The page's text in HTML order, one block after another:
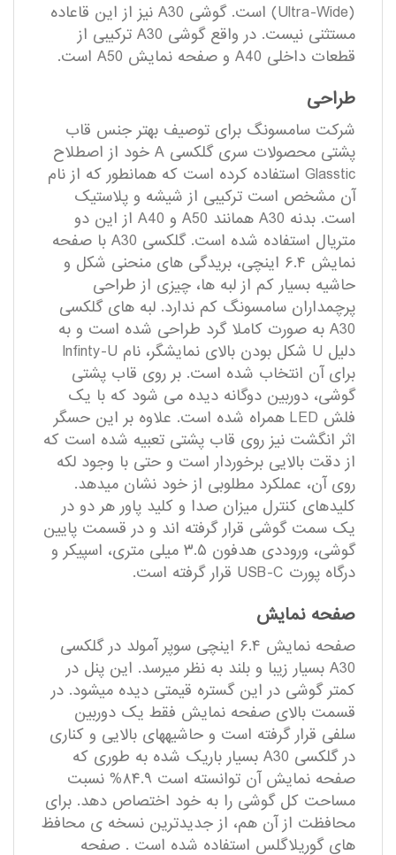
(Ultra-Wide) است. گوشی A30 نیز از این قاعاده
مستثنی نیست. در واقع گوشی A30 ترکیبی از
قطعات داخلی A40 و صفحه نمایش A50 است.
طراحی
شرکت سامسونگ برای توصیف بهتر جنس قاب
پشتی محصولات سری گلکسی A خود از اصطلاح
Glasstic استفاده کرده است که همانطور که از نام
آن مشخص است ترکیبی از شیشه و پلاستیک
است. بدنه A30 همانند A50 و A40 از این دو
متریال استفاده شده است. گلکسی A30 با صفحه
نمایش ۶.۴ اینچی، بریدگی های منحنی شکل و
حاشیه بسیار کم از لبه ها، چیزی از طراحی
پرچمداران سامسونگ کم ندارد. لبه های گلکسی
A30 به صورت کاملا گرد طراحی شده است و به
دلیل U شکل بودن بالای نمایشگر، نام Infinty-U
برای آن انتخاب شده است. بر روی قاب پشتی
گوشی، دوربین دوگانه دیده می شود که با یک
فلش LED همراه شده است. علاوه بر این حسگر
اثر انگشت نیز روی قاب پشتی تعبیه شده است که
از دقت بالایی برخوردار است و حتی با وجود لکه
روی آن، عملکرد مطلوبی از خود نشان می‎دهد.
کلیدهای کنترل میزان صدا و کلید پاور هر دو در
یک سمت گوشی قرار گرفته ‎اند و در قسمت پایین
گوشی، وروددی هدفون ۳.۵ میلی متری، اسپیکر و
درگاه پورت USB-C قرار گرفته است.
صفحه نمایش
صفحه نمایش ۶.۴ اینچی سوپر آمولد در گلکسی
A30 بسیار زیبا و بلند به نظر می‎رسد. این پنل در
کمتر گوشی در این گستره قیمتی دیده می‎شود. در
قسمت بالای صفحه نمایش فقط یک دوربین
سلفی قرار گرفته است و حاشیه‎های بالایی و کناری
در گلکسی A30 بسیار باریک شده به طوری که
صفحه نمایش آن توانسته است ۸۴.۹% نسبت
مساحت کل گوشی را به خود اختصاص دهد. برای
محافظت از آن هم، از جدیدترین نسخه‌ ی محافظ‌
های گوریلاگلس استفاده شده است . صفحه